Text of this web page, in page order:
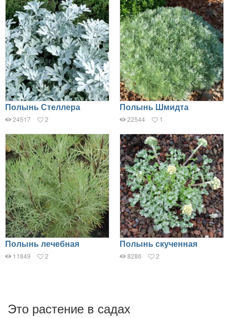
Полынь Стеллера
24517 2
Полынь Шмидта
22544 1
Полынь лечебная
11849 2
Полынь скученная
8286 2
Это растение в садах